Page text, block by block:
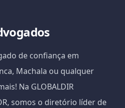
de confiança em
Machala ou qualquer
Na GLOBALDIR
somos o diretório líder de